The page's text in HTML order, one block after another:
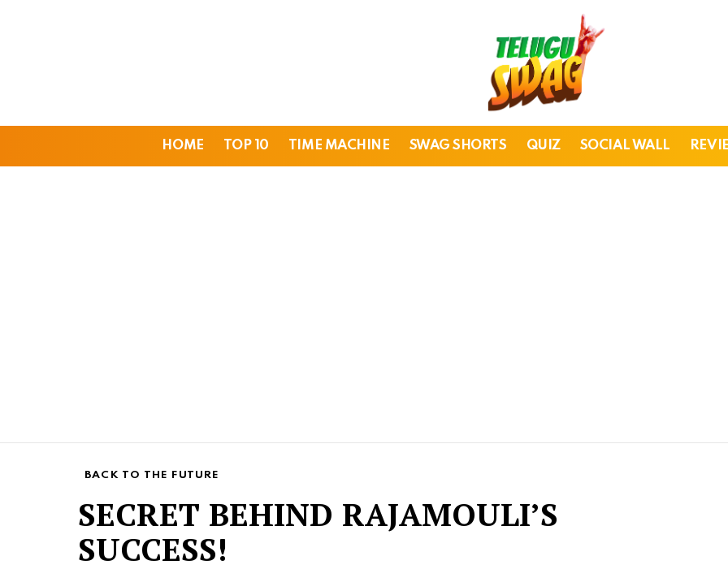
HOME TOP 10 TIME MACHINE SWAG SHORTS QUIZ SOCIAL WALL
BACK TO THE FUTURE
SECRET BEHIND RAJAMOULI’S
SUCCESS!